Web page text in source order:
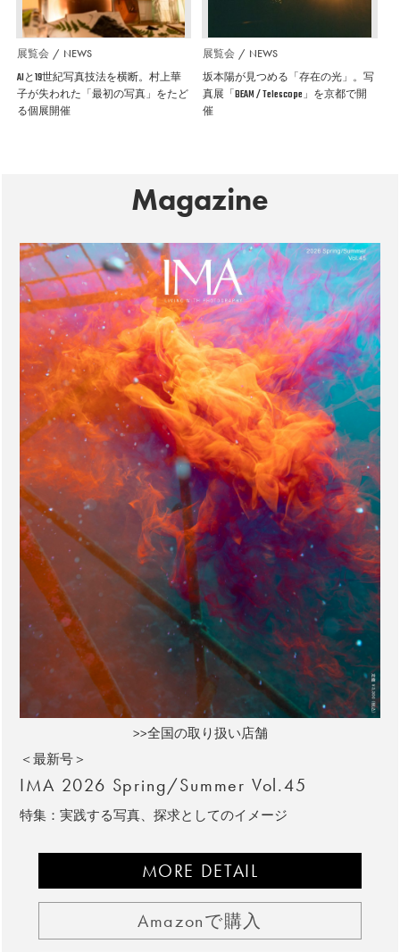
展覧会 NEWS
AIと19世紀写真技法を横断。村上華
子が失われた「最初の写真」をたど
る個展開催
展覧会 NEWS
坂本陽が見つめる「存在の光」。写
真展「BEAM / Telescope」を京都で開
催
Magazine
>>全国の取り扱い店舗
＜最新号＞
IMA 2026 Spring/Summer Vol.45
特集：実践する写真、探求としてのイメージ
MORE DETAIL
Amazonで購入